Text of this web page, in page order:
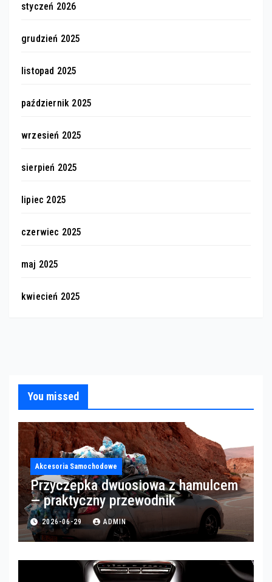
styczeń 2026
grudzień 2025
listopad 2025
październik 2025
wrzesień 2025
sierpień 2025
lipiec 2025
czerwiec 2025
maj 2025
kwiecień 2025
You missed
Akcesoria Samochodowe
Przyczepka dwuosiowa z hamulcem
— praktyczny przewodnik
2026-06-29 ADMIN